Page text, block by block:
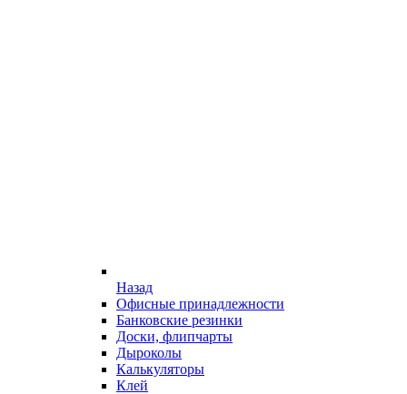
Назад
Офисные принадлежности
Банковские резинки
Доски, флипчарты
Дыроколы
Калькуляторы
Клей